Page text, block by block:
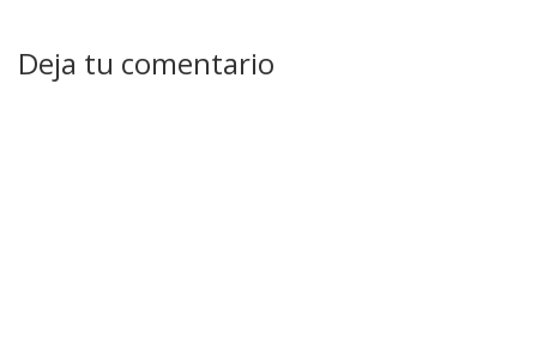
Deja tu comentario